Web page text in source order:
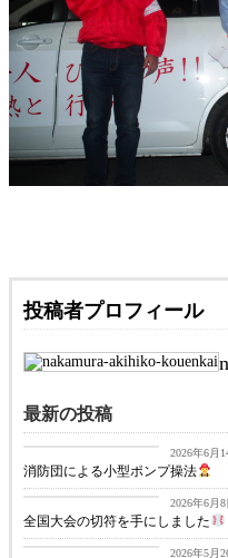
投稿者プロフィール
最新の投稿
2026年6月
消防団による小型ポンプ操法
お知らせ
2026年6月8
全国大会の切符を手にしました
お知らせ
2026年5月